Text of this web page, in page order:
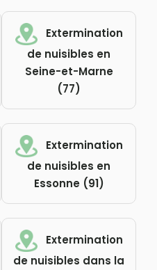
Extermination
de nuisibles en
Seine-et-Marne
(77)
Extermination
de nuisibles en
Essonne (91)
Extermination
de nuisibles dans la